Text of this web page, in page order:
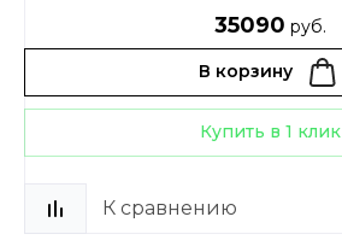
35090 руб.
В корзину
Купить в 1 клик
К сравнению